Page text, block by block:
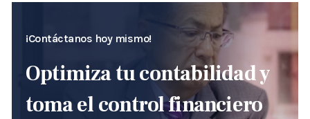
¡Contáctanos hoy mismo!
Optimiza tu contabilidad y
toma el control financiero